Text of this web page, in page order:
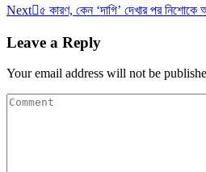
Next ৫ কারণ, কেন ‘দাগি’ দেখার পর
Leave a Reply
Your email address will not be